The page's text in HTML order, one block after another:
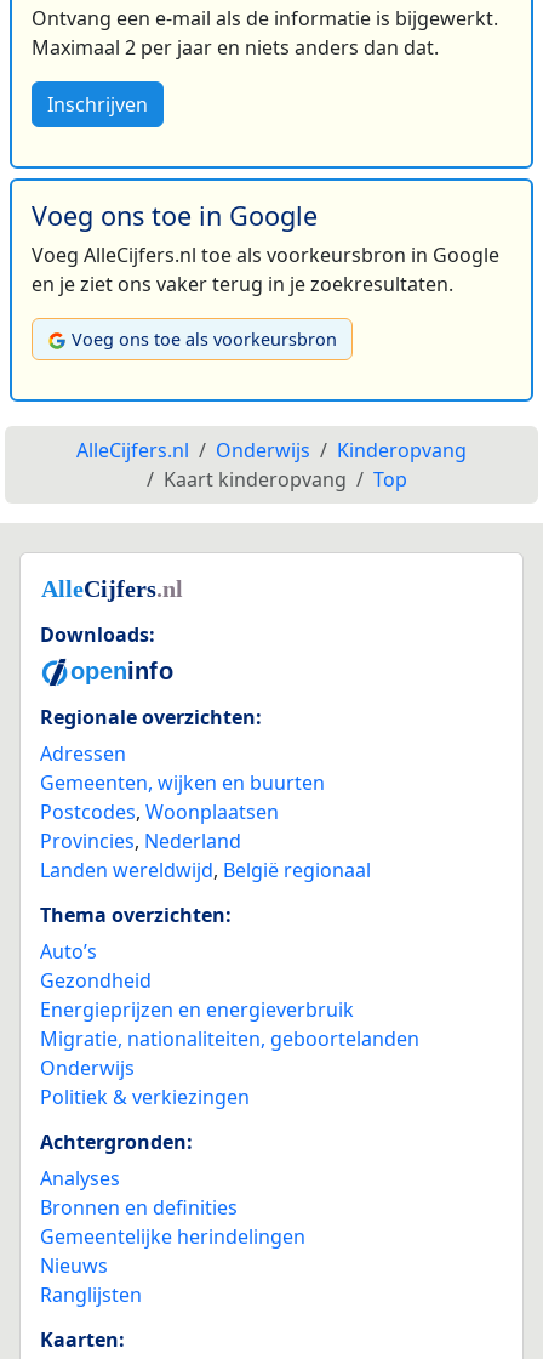
Ontvang een e-mail als de informatie is bijgewerkt.
Maximaal 2 per jaar en niets anders dan dat.
Inschrijven
Voeg ons toe in Google
Voeg AlleCijfers.nl toe als voorkeursbron in Google
en je ziet ons vaker terug in je zoekresultaten.
Voeg ons toe als voorkeursbron
AlleCijfers.nl Onderwijs
Kinderopvang
Kaart kinderopvang
Top
Downloads:
Regionale overzichten:
Adressen
Gemeenten, wijken en buurten
Postcodes, Woonplaatsen
Provincies, Nederland
Landen wereldwijd, België regionaal
Thema overzichten:
Auto’s
Gezondheid
Energieprijzen en energieverbruik
Migratie, nationaliteiten, geboortelanden
Onderwijs
Politiek & verkiezingen
Achtergronden:
Analyses
Bronnen en definities
Gemeentelijke herindelingen
Nieuws
Ranglijsten
Kaarten: